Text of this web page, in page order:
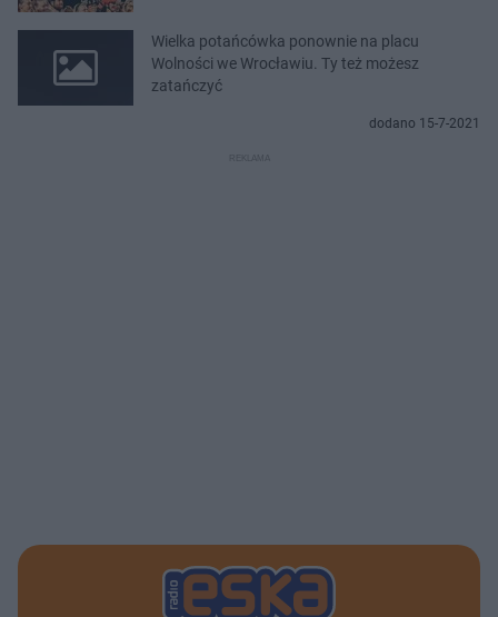
Wielka potańcówka ponownie na placu
Wolności we Wrocławiu. Ty też możesz
zatańczyć
dodano 15-7-2021